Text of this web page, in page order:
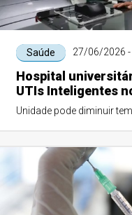
Saúde 27/06/2026 -
Hospital
UTIs Inteligentes
Unidade pode diminuir